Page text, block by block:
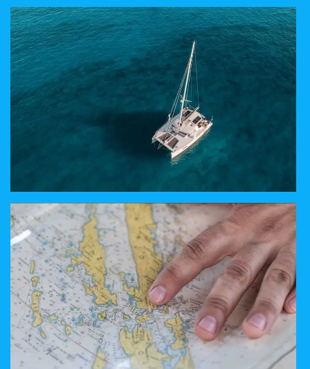
QU'EST-CE QUE L'APNEE
DECOUVREZ UN NOUVEAU VOUS-MEME
A PROPOS DE LA VOILE
EMBARQUEZ SUR NOS CATAMARANS